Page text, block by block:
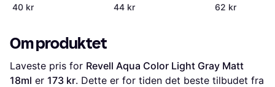
40 kr
44 kr 62 kr
Om produktet
Laveste pris for Revell Aqua Color Light Gray Matt
18ml er 173 kr. Dette er for tiden det beste tilbudet fra